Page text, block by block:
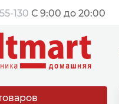
130 С 9:00 до 20:00